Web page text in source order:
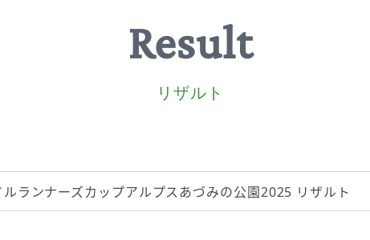
Result
リザルト
ルランナーズカップアルプスあづみの公園2025 リザルト